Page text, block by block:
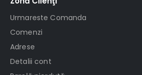
Urmareste Comanda
Comenzi
Adrese
Detalii cont